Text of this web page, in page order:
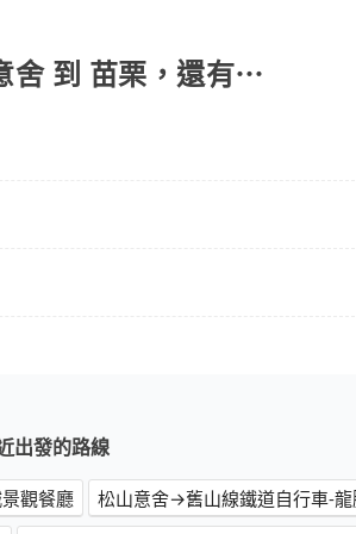
過別擔心，您可以透過旅步官網查詢到
舍 到 苗栗，還有⋯
出發的路線
觀餐廳 松山意舍→舊山線鐵道自行車-